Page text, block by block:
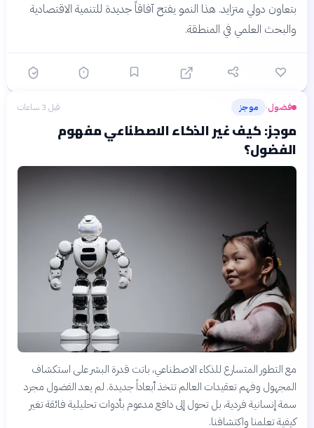
بتعاون دولي متزايد. هذا النمو يفتح آفاقاً جديدة للتنمية الاقتصادية
والبحث العلمي في المنطقة.
فضول› موجز قبل 3 ساعات
موجز: كيف غير الذكاء الاصطناعي مفهوم
الفضول؟
مع التطور المتسارع للذكاء الاصطناعي، باتت قدرة البشر على استكشاف
المجهول وفهم تعقيدات العالم تتخذ أبعاداً جديدة. لم يعد الفضول مجرد
سمة إنسانية فردية، بل تحول إلى دافع مدعوم بأدوات تحليلية فائقة تغير
كيفية تعلمنا واكتشافنا.